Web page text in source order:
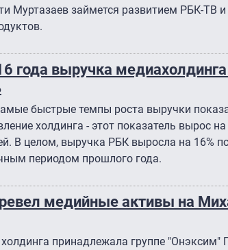
Муртазаев займется развитием РБК-ТВ
года выручка
быстрые темпы роста выручки
холдинга - этот показатель вырос на
В целом, выручка РБК выросла на 16%
периодом прошлого года.
медийные активы на
принадлежала группе "Онэксим"